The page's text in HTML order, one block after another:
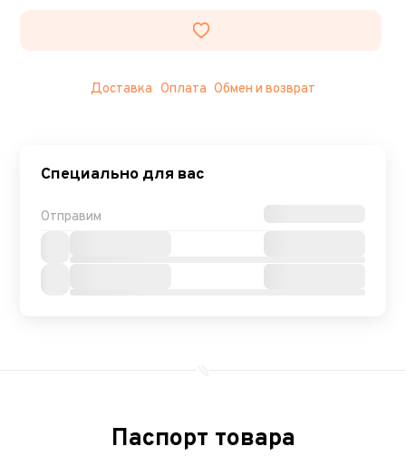
Доставка Оплата Обмен и возврат
Специально для вас
Отправим
Паспорт товара